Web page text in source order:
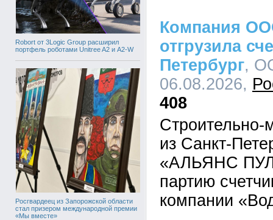
Robort от 3Logic Group расширил
портфель роботами Unitree A2 и A2-W
Росгвардеец из Запорожской области
стал призером международной премии
«Мы вместе»
Компания
отгрузила
Петербург,
06.08.2026,
408
Строительно-
из Санкт-
«АЛЬЯНС
партию
компании